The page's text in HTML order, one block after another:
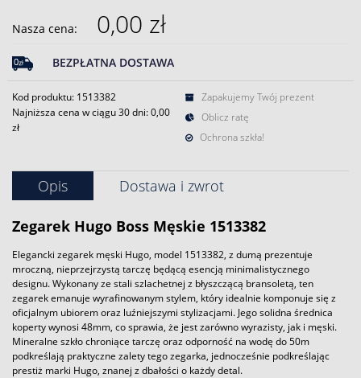
Nasza cena: 0,00 zł
BEZPŁATNA DOSTAWA
Kod produktu: 1513382
Najniższa cena w ciągu 30 dni:0,00
zł
Zapakujemy Twój prezent
Oblicz ratę
Ochrona szkła!
Opis Dostawa i zwrot
Zegarek Hugo Boss Męskie 1513382
Elegancki zegarek męski Hugo, model 1513382, z dumą prezentuje
mroczną, nieprzejrzystą tarczę będącą esencją minimalistycznego
designu. Wykonany ze stali szlachetnej z błyszczącą bransoletą, ten
zegarek emanuje wyrafinowanym stylem, który idealnie komponuje się z
oficjalnym ubiorem oraz luźniejszymi stylizacjami. Jego solidna średnica
koperty wynosi 48mm, co sprawia, że jest zarówno wyrazisty, jak i męski.
Mineralne szkło chroniące tarczę oraz odporność na wodę do 50m
podkreślają praktyczne zalety tego zegarka, jednocześnie podkreślając
prestiż marki Hugo, znanej z dbałości o każdy detal.